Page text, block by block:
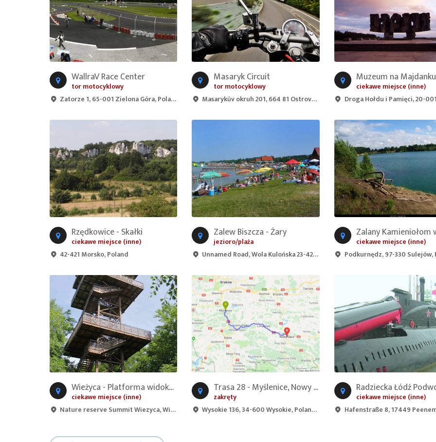
WallraV Race Center
tor motocyklowy
Zatorze 1, 65-001 Zielona Góra, Poland
Masaryk Circuit
tor motocyklowy
Masarykův okruh 201, 664 81 Ostrovačice, Czechia
Muzeum na Majdanku
ciekawe miejsce (inne)
Droga Hołdu i Pamięci, 20-001
Rzędkowice - Skałki
ciekawe miejsce (inne)
42-421 Morsko, Poland
Zalew Biszcza - Żary
jezioro/plaża
Unnamed Road, Wola Kulońska 23-425, 23-425 Wola Kulońska, Poland
ciekawe miejsce (inne)
Podkurnędz, 97-330 Sulejów,
Wieżyca - Platforma widokowa
ciekawe miejsce (inne)
Nature reserve Summit Wiezyca, Wieżyca, 83-315, Poland
Trasa 28 - Myślenice, Nowy Sącz
zakręty
Wysokie 136, 34-600 Wysokie, Poland
ciekawe miejsce (inne)
Hafenstraße 8, 17449 Peenemünde,